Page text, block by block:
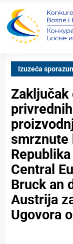
Izuzeća
Zaključak
smrznute
Central
Bruck an
Austrija
Ugovora